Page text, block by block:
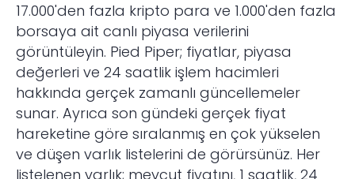
17.000'den fazla kripto para ve 1.000'den fazla
borsaya ait canlı piyasa verilerini
görüntüleyin. Pied Piper; fiyatlar, piyasa
değerleri ve 24 saatlik işlem hacimleri
hakkında gerçek zamanlı güncellemeler
sunar. Ayrıca son gündeki gerçek fiyat
hareketine göre sıralanmış en çok yükselen
ve düşen varlık listelerini de görürsünüz. Her
listelenen varlık; mevcut fiyatını, 1 saatlik, 24